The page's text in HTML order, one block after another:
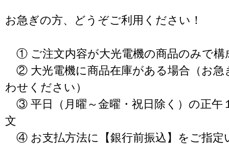
お急ぎの方、どうぞご利用ください！
① ご注文内容が大光電機の商品のみで構
② 大光電機に商品在庫がある場合（お急
わせください）
③ 平日（月曜～金曜・祝日除く）の正午
文
④ お支払方法に【銀行前振込】をご指定